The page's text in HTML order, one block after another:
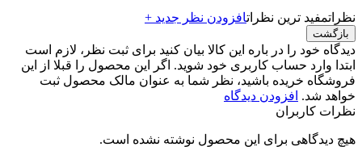
نظراتمفید ترین نظراتافزودن نظر جدید +
بازگشت
دیدگاه خود را در باره این کالا بیان کنید برای ثبت نظر، لازم است
ابتدا وارد حساب کاربری خود شوید. اگر این محصول را قبلا از این
فروشگاه خریده باشید، نظر شما به عنوان مالک محصول ثبت
خواهد شد. افزودن دیدگاه
نظرات کاربران
هیچ دیدگاهی برای این محصول نوشته نشده است.